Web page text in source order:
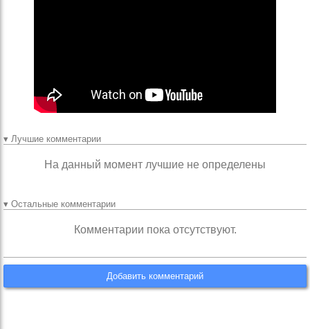
▾ Лучшие комментарии
На данный момент лучшие не определены
▾ Остальные комментарии
Комментарии пока отсутствуют.
Добавить комментарий